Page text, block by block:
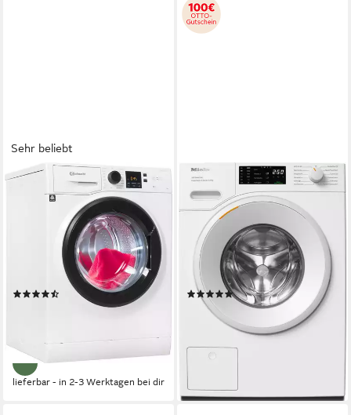
Sehr beliebt
BAUKNECHT
Waschmaschine Super Eco
Kapazität Waschen
Betriebsgeräusch
1400 U/min
Schleuderdrehzahl
Produktdatenblatt
(2071)
1.029,00 €
lieferbar - in 2-3 Werktagen bei dir
MIELE
Waschmaschine WSD383
WCS PWash&Steam&9kg
9 kg Kapazität Waschen
72 dB(A) Betriebsgeräusch
1400 U/min Schleuderdrehzahl
Produktdatenblatt
(12)
979,00 € UVP1.119,00 €
28,42 €mtl. in 48 Raten